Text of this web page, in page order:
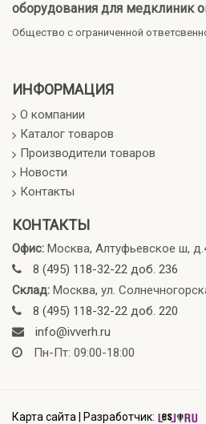
оборудования для медклиник
Общество с ограниченной
ИНФОРМАЦИЯ
О компании
Каталог товаров
Производители товаров
Новости
Контакты
КОНТАКТЫ
Офис: Москва, Алтуфьевское ш,
8 (495) 118-32-22 доб. 236
Склад: Москва, ул.
8 (495) 118-32-22 доб. 220
info@ivverh.ru
Пн-Пт: 09:00-18:00
Карта сайта Разработчик: